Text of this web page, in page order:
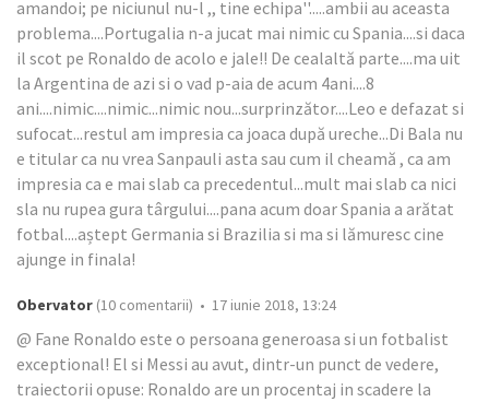
amandoi; pe niciunul nu-l ,, tine echipa''.....ambii au aceasta
problema....Portugalia n-a jucat mai nimic cu Spania....si daca
il scot pe Ronaldo de acolo e jale!! De cealaltă parte....ma uit
la Argentina de azi si o vad p-aia de acum 4ani....8
ani....nimic....nimic...nimic nou...surprinzător....Leo e defazat si
sufocat...restul am impresia ca joaca după ureche...Di Bala nu
e titular ca nu vrea Sanpauli asta sau cum il cheamă , ca am
impresia ca e mai slab ca precedentul...mult mai slab ca nici
sla nu rupea gura târgului....pana acum doar Spania a arătat
fotbal....aștept Germania si Brazilia si ma si lămuresc cine
ajunge in finala!
Obervator (10 comentarii) • 17 iunie 2018, 13:24
@ Fane Ronaldo este o persoana generoasa si un fotbalist
exceptional! El si Messi au avut, dintr-un punct de vedere,
traiectorii opuse: Ronaldo are un procentaj in scadere la